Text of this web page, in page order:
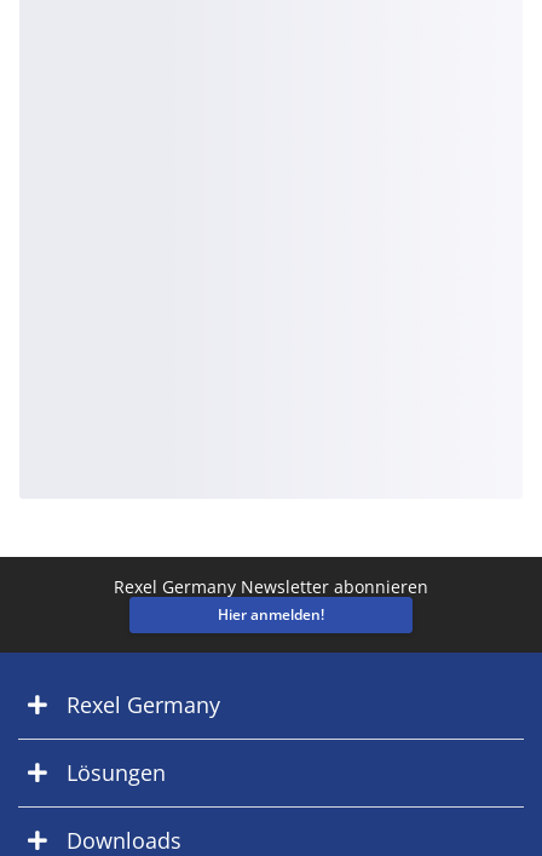
Rexel Germany Newsletter abonnieren
Hier anmelden!
Rexel Germany
Lösungen
Downloads